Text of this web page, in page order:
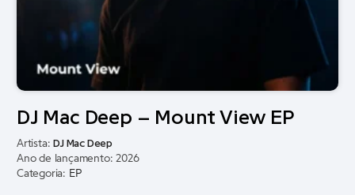
DJ Mac Deep – Mount View EP
Artista: DJ Mac Deep
Ano de lançamento: 2026
Categoria: EP